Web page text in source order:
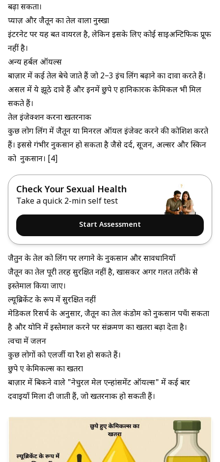
बढ़ा सकता।
प्याज़ और जैतून का तेल वाला नुस्खा
इंटरनेट पर यह बहुत वायरल है, लेकिन इसके लिए कोई साइअन्टिफिक प्रूफ
नहीं है।
अन्य हर्बल ऑयल्स
बाज़ार में कई तेल बेचे जाते हैं जो 2–3 इंच लिंग बढ़ाने का दावा करते हैं।
असल में ये झूठे दावे हैं और इनमें छुपे हुए हानिकारक केमिकल भी मिल
सकते हैं।
तेल इंजेक्शन करना खतरनाक
कुछ लोग लिंग में जैतून या मिनरल ऑयल इंजेक्ट करने की कोशिश करते
हैं। इससे गंभीर नुकसान हो सकता है जैसे दर्द, सूजन, अल्सर और स्किन
को नुकसान। [4]
Check Your Sexual Health
Take a quick 2-min self test
Start Assessment
जैतुन के तेल को लिंग पर लगाने के नुकसान और सावधानियाँ
जैतून का तेल पूरी तरह सुरक्षित नहीं है, खासकर अगर गलत तरीके से
इस्तेमाल किया जाए।
ल्यूब्रिकेंट के रूप में सुरक्षित नहीं
मेडिकल रिसर्च के अनुसार, जैतून का तेल कंडोम को नुकसान पहुँचा सकता
है और योनि में इस्तेमाल करने पर संक्रमण का खतरा बढ़ा देता है।
त्वचा में जलन
कुछ लोगों को एलर्जी या रैश हो सकते हैं।
छुपे हुए केमिकल्स का खतरा
बाज़ार में बिकने वाले "नेचुरल मेल एन्हांसमेंट ऑयल्स" में कई बार
दवाइयाँ मिला दी जाती हैं, जो खतरनाक हो सकती हैं।